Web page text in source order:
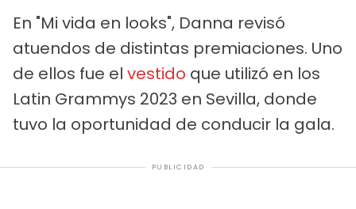
En "Mi vida en looks", Danna revisó
atuendos de distintas premiaciones. Uno
de ellos fue el vestido que utilizó en los
Latin Grammys 2023 en Sevilla, donde
tuvo la oportunidad de conducir la gala.
PUBLICIDAD